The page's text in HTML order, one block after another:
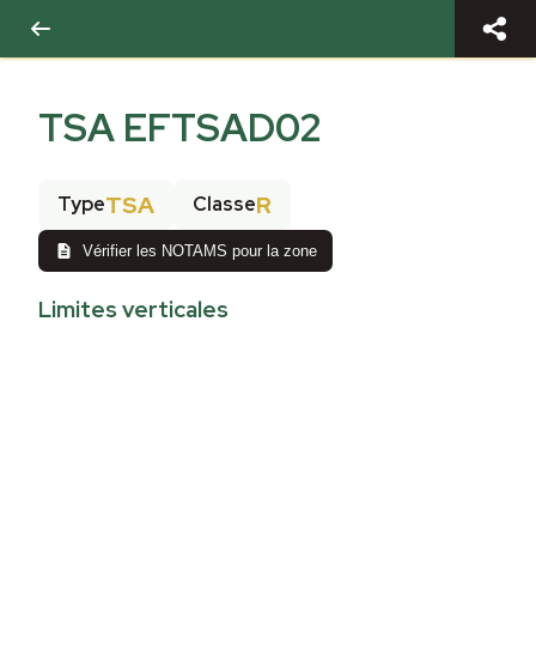
TSA EFTSAD02
TypeTSA ClasseR
Vérifier les NOTAMS pour la zone
Limites verticales